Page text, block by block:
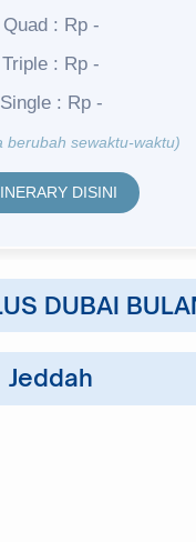
Quad : Rp -
Triple : Rp -
Single : Rp -
berubah sewaktu-waktu)
DISINI
DUBAI
Jeddah